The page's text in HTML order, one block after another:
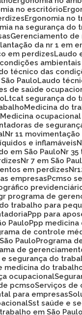
no escritório
Ergonomia no
na segurança do
Gerenciamento
da nr 1 em
em perdizes
técnico das
Paulo
Laudo
de saúde
Ltcat segurança do
Medicina do
Medicina
de
Nr 11
e inflamáveis
em São Paulo
Nr
Nr 7 em São
em perdizes
empresas Pcmso
programa de
do trabalho para
Ppp para
Paulo Ppp
de controle
Paulo
Programa
de
e segurança do
e medicina do
ocupacional
pcmso Serviços
para empresas
Sst saúde e
em São